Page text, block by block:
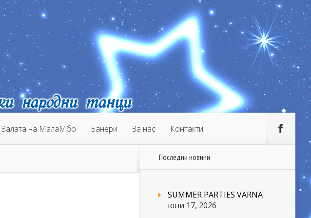
Залата на МалаМбо Банери За нас Контакти
Последни новини
SUMMER PARTIES VARNA
юни 17, 2026